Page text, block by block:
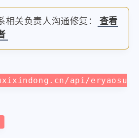
相关负责人沟通修复：
查看
api/eryaosu